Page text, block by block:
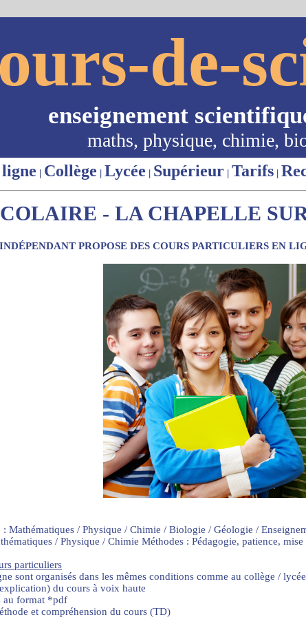
de-
enseignement
maths, physique, chimie,
| Collège | Lycée | Supérieur | Tarifs |
- LA CHAPELLE
PROPOSE DES COURS PARTICULIERS EN
: Mathématiques / Physique / Chimie / Biologie / Géologie /
/ Physique / Chimie Méthodes : Pédagogie, patience,
particuliers
sont organisés dans les mêmes conditions comme au collège /
du cours à voix haute
au format *pdf
et compréhension du cours (TD)